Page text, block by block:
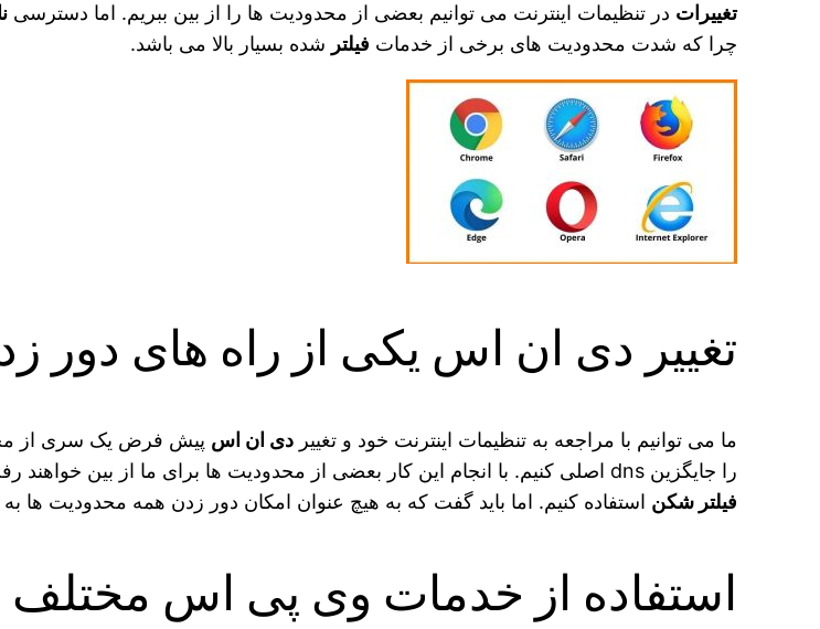
تغییرات در تنظیمات اینترنت می توانیم بعضی از محدودیت‌ ها را از بین ببریم. اما دسترسی
چرا که شدت محدودیت های برخی از خدمات فیلتر شده بسیار بالا می باشد.
تغییر دی ان اس یکی از راه های دور
ما می توانیم با مراجعه به تنظیمات اینترنت خود و تغییردی ان اس پیش فرض یک سری از
را جایگزین dns اصلی کنیم. با انجام این کار بعضی از محدودیت‌ ها برای ما از بین خواهند رفت و این امکان برای ما فراهم خواهد شد. که بتوانیم از خدمات بدون
فیلتر شکن استفاده کنیم. اما باید گفت که به هیچ عنوان امکان دور زدن همه محدودیت‌ ها
استفاده از خدمات وی پی اس مختلف